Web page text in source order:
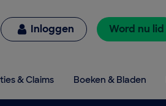
Inloggen Word nu lid
& Claims Boeken & Bladen